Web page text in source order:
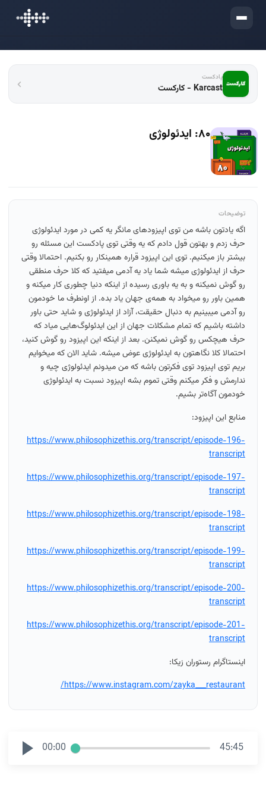
ورود
پادکست
Karcast - کارکست
۸۰: ایدئولوژی
توضیحات
اگه یادتون باشه من توی اپیزودهای مانگر یه کمی در مورد ایدئولوژی
حرف زدم و بهتون قول دادم که یه وقتی توی پادکست این مسئله رو
بیشتر باز میکنیم. توی این اپیزود قراره همینکار رو بکنیم. احتمالا وقتی
حرف از ایدئولوژی میشه شما یاد یه آدمی میفتید که کلا حرف منطقی
رو گوش نمیکنه و به یه باوری رسیده از اینکه دنیا چطوری کار میکنه و
همین باور رو میخواد به همه‌ی جهان یاد بده. از اونطرف ما خودمون
رو آدمی میبینیم به دنبال حقیقت، آزاد از ایدئولوژی و شاید حتی باور
داشته باشیم که تمام مشکلات جهان از این ایدئولوگ‌هایی میاد که
حرف هیچکس رو گوش نمیکنن. بعد از اینکه این اپیزود رو گوش کنید،
احتمالا کلا نگاهتون به ایدئولوژی عوض میشه. شاید الان که میخوایم
بریم توی اپیزود توی فکرتون باشه که من میدونم ایدئولوژی چیه و
ندارمش و فکر میکنم وقتی تموم بشه اپیزود نسبت به ایدئولوژی
خودمون آگاه‌تر بشیم.
منابع این اپیزود:
https://www.philosophizethis.org/transcript/episode-196-
transcript
https://www.philosophizethis.org/transcript/episode-197-
transcript
https://www.philosophizethis.org/transcript/episode-198-
transcript
https://www.philosophizethis.org/transcript/episode-199-
transcript
https://www.philosophizethis.org/transcript/episode-200-
transcript
https://www.philosophizethis.org/transcript/episode-201-
transcript
اینستاگرام رستوران زیکا:
https://www.instagram.com/zayka___restaurant/
00:00 45:45